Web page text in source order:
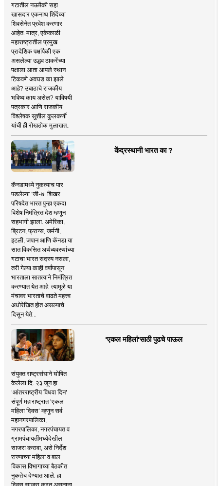
गटातील नऊपैकी सहा
खासदार एकनाथ शिंदेंच्या
शिवसेनेत प्रवेश करणार
आहेत. मात्र, एकेकाळी
महाराष्ट्रातील प्रमुख
प्रादेशिक पक्षांपैकी एक
असलेल्या उद्धव ठाकरेंच्या
पक्षाला आता आपले स्थान
टिकवणे अवघड का झाले
आहे? उबाठाचे राजकीय
भविष्य काय असेल? याविषयी
पत्रकार आणि राजकीय
विश्लेषक सुशील कुलकर्णी
यांची ही रोखठोक मुलाखत..
केंद्रस्थानी भारत का ?
कॅनडामध्ये नुकत्याच पार
पडलेल्या 'जी-७' शिखर
परिषदेत भारत पुन्हा एकदा
विशेष निमंत्रित देश म्हणून
सहभागी झाला. अमेरिका,
ब्रिटन, फ्रान्स, जर्मनी,
इटली, जपान आणि कॅनडा या
सात विकसित अर्थव्यवस्थांच्या
गटाचा भारत सदस्य नसला,
तरी गेल्या काही वर्षांपासून
भारताला सातत्याने निमंत्रित
करण्यात येत आहे. त्यामुळे या
मंचावर भारताचे वाढते महत्त्व
अधोरेखित होत असल्याचे
दिसून येते...
'एकल महिलां'साठी पुढचे पाऊल
संयुक्त राष्ट्रसंघाने घोषित
केलेला दि. २३ जून हा
'आंतरराष्ट्रीय विधवा दिन'
संपूर्ण महाराष्ट्रात 'एकल
महिला दिवस' म्हणून सर्व
महानगरपालिका,
नगरपालिका, नगरपंचायत व
ग्रामपंचायतींमध्येदेखील
साजरा करावा, असे निर्देश
राज्याच्या महिला व बाल
विकास विभागाच्या बैठकीत
नुकतेच देण्यात आले. हा